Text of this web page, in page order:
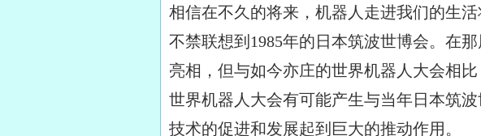
相信在不久的将来，机器人走进我们的生
不禁联想到1985年的日本筑波世博会。在
亮相，但与如今亦庄的世界机器人大会相
世界机器人大会有可能产生与当年日本筑
技术的促进和发展起到巨大的推动作用。